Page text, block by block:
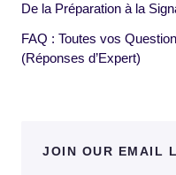
De la Préparation à la
FAQ : Toutes vos
(Réponses d’Expert)
JOIN OUR EMAIL